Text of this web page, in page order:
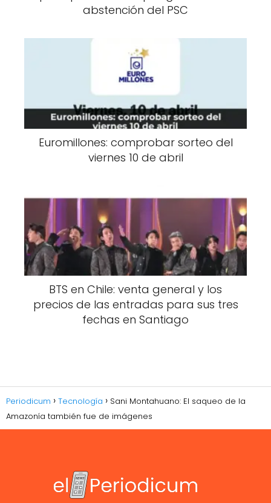
abstención del PSC
Euromillones: comprobar sorteo del
viernes 10 de abril
BTS en Chile: venta general y los
precios de las entradas para sus tres
fechas en Santiago
Periodicum Tecnología
Sani Montahuano: El saqueo de la
Amazonía también fue de imágenes